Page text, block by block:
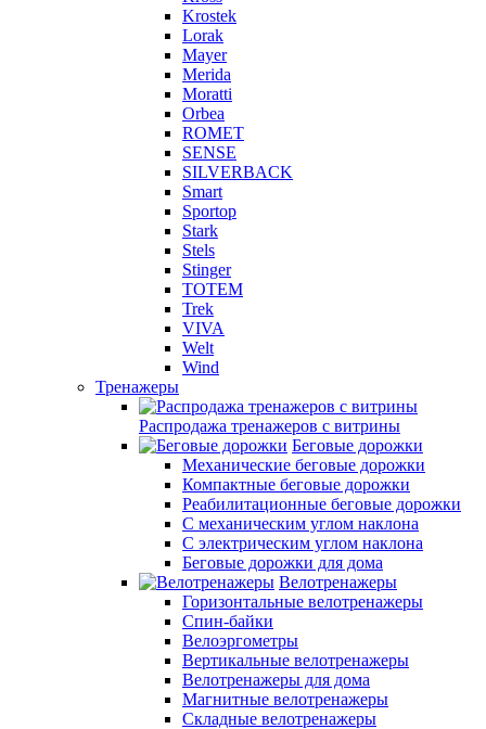
Krostek
Lorak
Mayer
Merida
Moratti
Orbea
ROMET
SENSE
SILVERBACK
Smart
Sportop
Stark
Stels
Stinger
TOTEM
Trek
VIVA
Welt
Wind
Тренажеры
Распродажа тренажеров с витрины
Беговые дорожки
Механические беговые дорожки
Компактные беговые дорожки
Реабилитационные беговые дорожки
С механическим углом наклона
С электрическим углом наклона
Беговые дорожки для дома
Велотренажеры
Горизонтальные велотренажеры
Спин-байки
Велоэргометры
Вертикальные велотренажеры
Велотренажеры для дома
Магнитные велотренажеры
Складные велотренажеры